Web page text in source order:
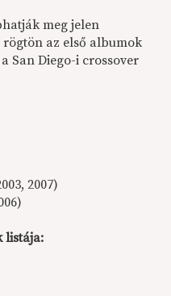
meg jelen
az első albumok
San Diego-i crossover
2007)
listája: